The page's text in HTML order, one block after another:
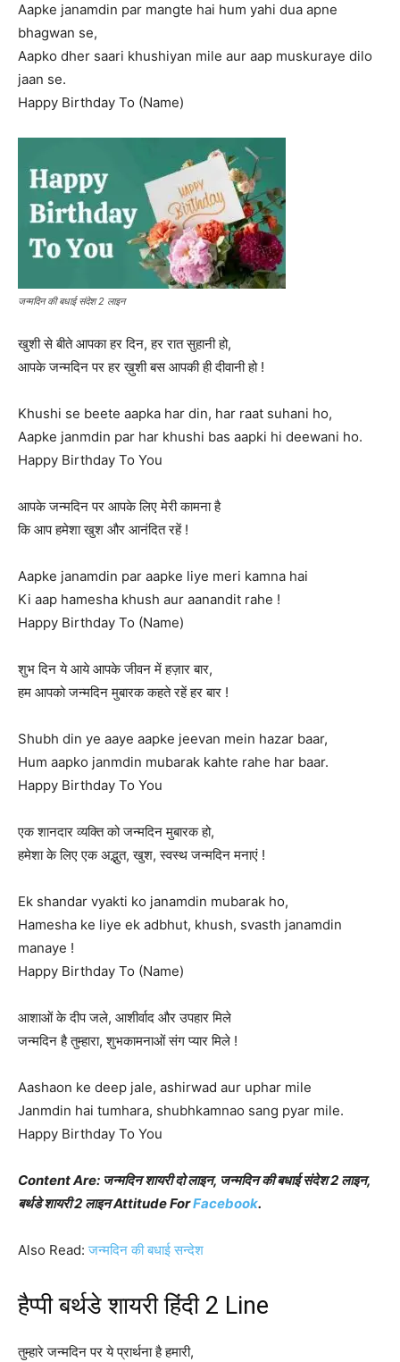
Aapke janamdin par mangte hai hum yahi dua apne
bhagwan se,
Aapko dher saari khushiyan mile aur aap muskuraye dilo
jaan se.
Happy Birthday To (Name)
जन्मदिन की बधाई संदेश 2 लाइन
खुशी से बीते आपका हर दिन, हर रात सुहानी हो,
आपके जन्मदिन पर हर ख़ुशी बस आपकी ही दीवानी हो !
Khushi se beete aapka har din, har raat suhani ho,
Aapke janmdin par har khushi bas aapki hi deewani ho.
Happy Birthday To You
आपके जन्मदिन पर आपके लिए मेरी कामना है
कि आप हमेशा खुश और आनंदित रहें !
Aapke janamdin par aapke liye meri kamna hai
Ki aap hamesha khush aur aanandit rahe !
Happy Birthday To (Name)
शुभ दिन ये आये आपके जीवन में हज़ार बार,
हम आपको जन्मदिन मुबारक कहते रहें हर बार !
Shubh din ye aaye aapke jeevan mein hazar baar,
Hum aapko janmdin mubarak kahte rahe har baar.
Happy Birthday To You
एक शानदार व्यक्ति को जन्मदिन मुबारक हो,
हमेशा के लिए एक अद्भुत, खुश, स्वस्थ जन्मदिन मनाएं !
Ek shandar vyakti ko janamdin mubarak ho,
Hamesha ke liye ek adbhut, khush, svasth janamdin
manaye !
Happy Birthday To (Name)
आशाओं के दीप जले, आशीर्वाद और उपहार मिले
जन्मदिन है तुम्हारा, शुभकामनाओं संग प्यार मिले !
Aashaon ke deep jale, ashirwad aur uphar mile
Janmdin hai tumhara, shubhkamnao sang pyar mile.
Happy Birthday To You
Content Are: जन्मदिन शायरी दो लाइन, जन्मदिन की बधाई संदेश 2 लाइन,
बर्थडे शायरी 2 लाइन Attitude ForFacebook.
Also Read:जन्मदिन की बधाई सन्देश
हैप्पी बर्थडे शायरी हिंदी 2 Line
तुम्हारे जन्मदिन पर ये प्रार्थना है हमारी,